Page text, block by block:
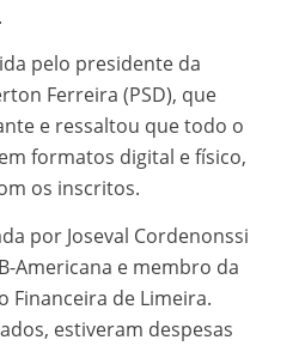
pelo presidente da
Ferreira (PSD), que
e ressaltou que todo o
formatos digital e físico,
os inscritos.
por Joseval Cordenonssi
Americana e membro da
Financeira de Limeira.
estiveram despesas